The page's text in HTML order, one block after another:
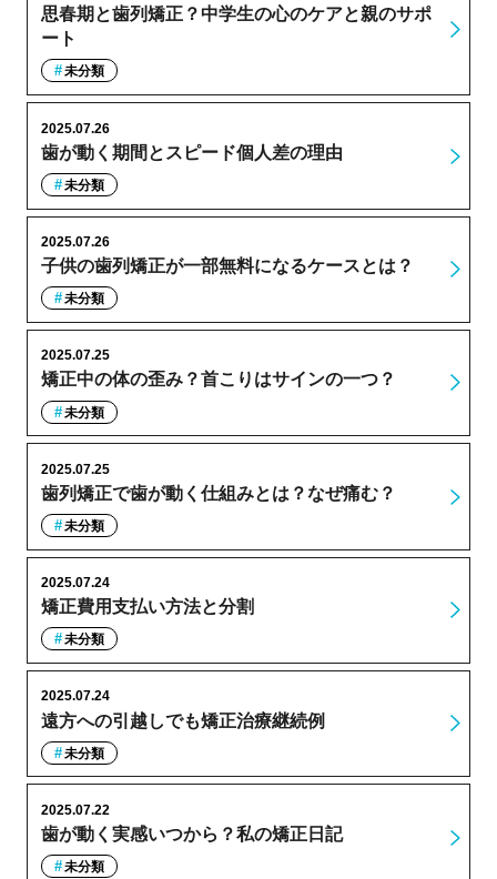
思春期と歯列矯正？中学生の心のケアと親のサポ
ート
未分類
歯が動く期間とスピード個人差の理由
2025.07.26
未分類
子供の歯列矯正が一部無料になるケースとは？
2025.07.26
未分類
矯正中の体の歪み？首こりはサインの一つ？
2025.07.25
未分類
歯列矯正で歯が動く仕組みとは？なぜ痛む？
2025.07.25
未分類
矯正費用支払い方法と分割
2025.07.24
未分類
遠方への引越しでも矯正治療継続例
2025.07.24
未分類
歯が動く実感いつから？私の矯正日記
2025.07.22
未分類